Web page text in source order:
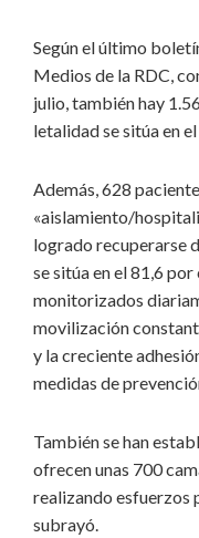
Según el último
Medios de la RDC,
julio, también hay
letalidad se sitúa en
Además, 628
«aislamiento/
logrado recuperarse
se sitúa en el 81,6
monitorizados
movilización
y la creciente
medidas de
También se han
ofrecen unas 700
realizando esfuerzos
subrayó.